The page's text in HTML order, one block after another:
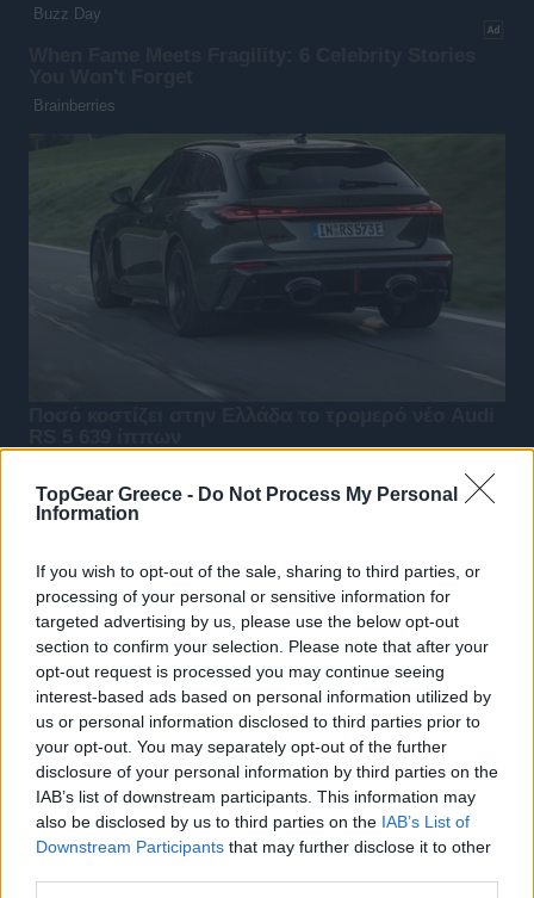
TopGear Greece - Do Not Process My Personal
Information
If you wish to opt-out of the sale, sharing to third parties, or
processing of your personal or sensitive information for
targeted advertising by us, please use the below opt-out
section to confirm your selection. Please note that after your
opt-out request is processed you may continue seeing
interest-based ads based on personal information utilized by
us or personal information disclosed to third parties prior to
your opt-out. You may separately opt-out of the further
disclosure of your personal information by third parties on the
IAB’s list of downstream participants. This information may
also be disclosed by us to third parties on the IAB’s List of
Downstream Participants that may further disclose it to other